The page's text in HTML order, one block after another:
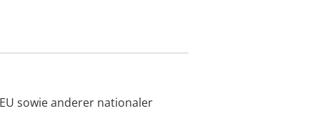
sowie anderer nationaler